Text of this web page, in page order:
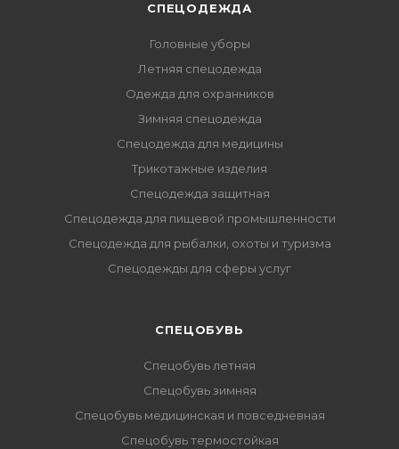
СПЕЦОДЕЖДА
Головные уборы
Летняя спецодежда
Одежда для охранников
Зимняя спецодежда
Спецодежда для медицины
Трикотажные изделия
Спецодежда защитная
Спецодежда для пищевой промышленности
Спецодежда для рыбалки, охоты и туризма
Спецодежды для сферы услуг
CПЕЦОБУВЬ
Спецобувь летняя
Спецобувь зимняя
Спецобувь медицинская и повседневная
Спецобувь термостойкая